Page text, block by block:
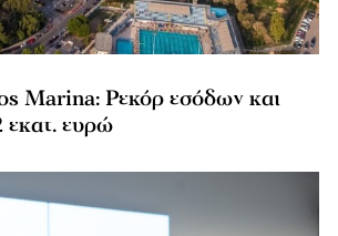
Marina: Ρεκόρ εσόδων και
εκατ. ευρώ